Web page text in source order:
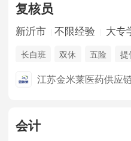
复核员
新沂市 不限经验 大专
长白班 双休 五险 提
江苏金米莱医药供应
会计